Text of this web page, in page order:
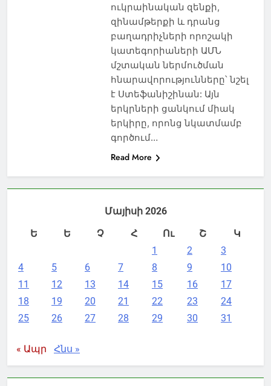
ուկրաինական զենքի,
զինամթերքի և դրանց
բաղադրիչների որոշակի
կատեգորիաների ԱՄՆ
մշտական ներմուծման
հնարավորությունները՝ նշել
է Ստեֆանիշինան: Այն
երկրների ցանկում միակ
երկիրը, որոնց նկատմամբ
գործում…
Read More
Մայիսի 2026
Ե
Ե Չ Հ Ու Շ
Կ
1
2
3
4
5 6 7 8 9
10
11
12 13 14 15 16
17
18
19 20 21 22 23
24
25
26 27 28 29 30 31
« Ապր Հնս »